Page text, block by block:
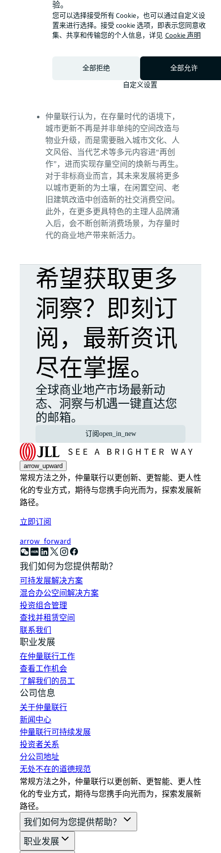
商业的品牌组合也相对小众，难以满足
大规模市场需求。同时，其较难复制的
特点也使扩展和复制面临一定限制。然
长，非标商业在城市更新、情绪消费中
的价值将进一步被挖掘，有望通过与社
群打造、主理人品牌建设的紧密结合，
探索更多可持续发展的新路径。
仲量联行认为，在存量时代的语境下，
城市更新不再是并非单纯的空间改造与
物业升级，而是需要融入城市文化、人
文风俗、当代艺术等多元内容进“再创
作”，进而实现存量空间的焕新与再生。
对于非标商业而言，其未来发展将更多
以城市更新的为土壤，在闲置空间、老
旧建筑改造中创造新的社交消费空间。
此外，在更多更具特色的主理人品牌涌
入后，会不断创新消费场景，为存量时
代的商业地产带来新活力。
希望获取更多
洞察？即刻订
阅，最新资讯
尽在掌握。
全球商业地产市场最新动
态、洞察与机遇一键直达您
的邮箱。
订阅 open_in_new
arrow_upward
常规方法之外，仲量联行以更创新、更智能、更人性
化的专业方式，期待与您携手向光而为，探索发展新
路径。
立即订阅
arrow_forward
我们如何为您提供帮助？
可持发展解决方案
混合办公空间解决方案
投资组合管理
查找并租赁空间
联系我们
职业发展
在仲量联行工作
查看工作机会
了解我们的员工
公司信息
关于仲量联行
新闻中心
仲量联行可持续发展
投资者关系
分公司地址
无处不在的道德规范
常规方法之外，仲量联行以更创新、更智能、更人性
化的专业方式，期待与您携手向光而为，探索发展新
路径。
我们如何为您提供帮助？
职业发展
验。
您可以选择接受所有 Cookie，也可以通过自定义设
置来进行选择。接受 cookie 选项，即表示您同意收
集、共享和传输您的个人信息，详见 Cookie 声明
全部拒绝
全部允许
自定义设置